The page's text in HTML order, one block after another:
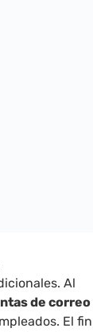
Al
de correo
El fin